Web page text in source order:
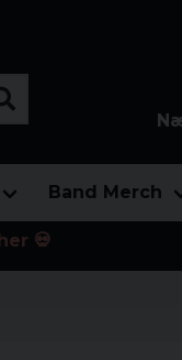
Band Merch
💀